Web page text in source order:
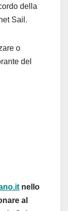
della
Sail.
o
del
nello
al